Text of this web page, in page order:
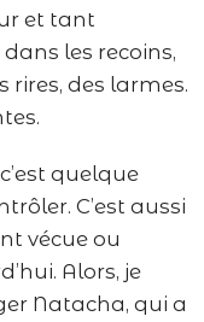
et tant
les recoins,
rires, des larmes.
quelque
C’est aussi
vécue ou
Alors, je
Natacha, qui a